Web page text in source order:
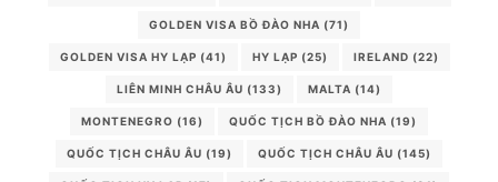
GOLDEN VISA BỒ ĐÀO NHA (71)
GOLDEN VISA HY LẠP (41) HY LẠP (25) IRELAND (22)
LIÊN MINH CHÂU ÂU (133) MALTA (14)
MONTENEGRO (16) QUỐC TỊCH BỒ ĐÀO NHA (19)
QUỐC TỊCH CHÂU ÂU (19) QUỐC TỊCH CHÂU ÂU (145)